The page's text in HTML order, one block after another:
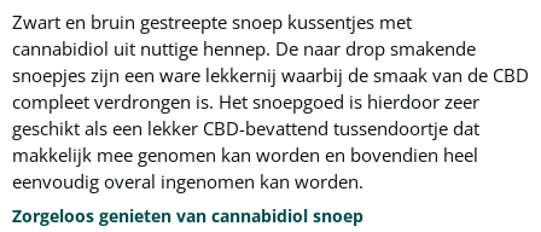
Zwart en bruin gestreepte snoep kussentjes met
cannabidiol uit nuttige hennep. De naar drop smakende
snoepjes zijn een ware lekkernij waarbij de smaak van de CBD
compleet verdrongen is. Het snoepgoed is hierdoor zeer
geschikt als een lekker CBD-bevattend tussendoortje dat
makkelijk mee genomen kan worden en bovendien heel
eenvoudig overal ingenomen kan worden.
Zorgeloos genieten van cannabidiol snoep